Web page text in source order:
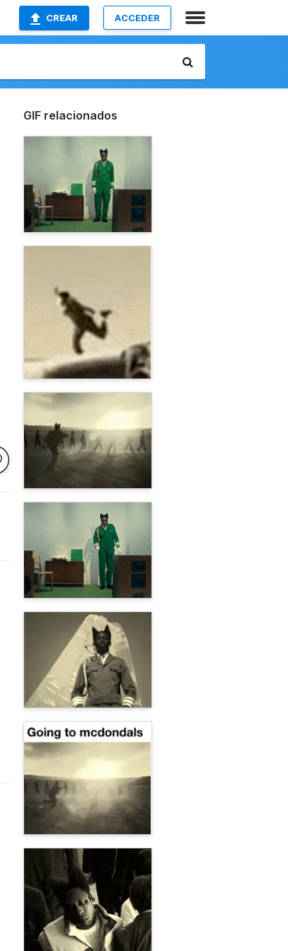
CREAR ACCEDER
GIF relacionados